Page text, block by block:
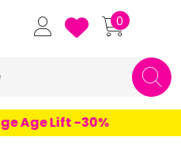
Pharmaforce Grande
0
Age Lift -30%